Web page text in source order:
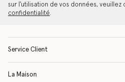
sur l'utilisation de vos données, veuillez
confidentialité.
Service Client
La Maison